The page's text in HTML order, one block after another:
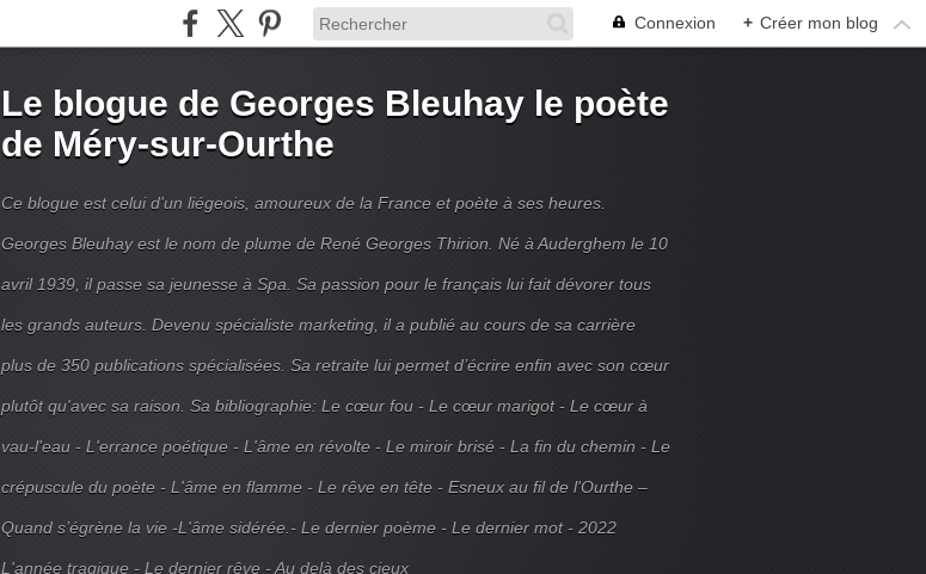
Connexion + Créer mon blog
Le blogue de Georges Bleuhay le poète
de Méry-sur-Ourthe
Ce blogue est celui d'un liégeois, amoureux de la France et poète à ses heures.
Georges Bleuhay est le nom de plume de René Georges Thirion. Né à Auderghem le 10
avril 1939, il passe sa jeunesse à Spa. Sa passion pour le français lui fait dévorer tous
les grands auteurs. Devenu spécialiste marketing, il a publié au cours de sa carrière
plus de 350 publications spécialisées. Sa retraite lui permet d’écrire enfin avec son cœur
plutôt qu'avec sa raison. Sa bibliographie: Le cœur fou - Le cœur marigot - Le cœur à
vau-l'eau - L'errance poétique - L'âme en révolte - Le miroir brisé - La fin du chemin - Le
crépuscule du poète - L'âme en flamme - Le rêve en tête - Esneux au fil de l'Ourthe –
Quand s’égrène la vie -L'âme sidérée.- Le dernier poème - Le dernier mot - 2022
L'année tragique - Le dernier rêve - Au delà des cieux